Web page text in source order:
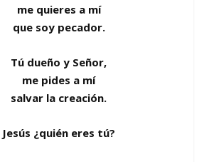
me quieres a mí
que soy pecador.
Tú dueño y Señor,
me pides a mí
salvar la creación.
Jesús ¿quién eres tú?